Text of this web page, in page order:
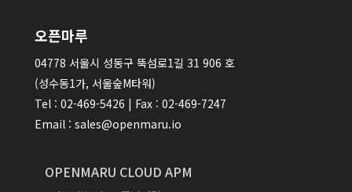
오픈마루
04778 서울시 성동구 뚝섬로1길 31 906 호
(성수동1가, 서울숲M타워)
Tel : 02-469-5426 | Fax : 02-469-7247
Email : sales@openmaru.io
OPENMARU CLOUD APM